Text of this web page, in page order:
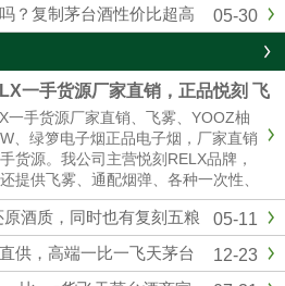
05-30
？复制茅台酒性价比超高
一手货源厂家直销，正品悦刻 飞
次性 烟弹超多
一手货源厂家直销、飞雾、YOOZ柚
、绿箩电子烟正品电子烟，厂家直销
货源。我公司主营悦刻RELX品牌，
提供飞雾、通配烟弹、各种一次性、
等各大品牌电子烟货源批发拿货，网
烟一件代发，烟弹品味多，全国供货
一手货源微信：...
05-11
酒质，同时也有复刻五粮
12-23
供，高端一比一飞天茅台